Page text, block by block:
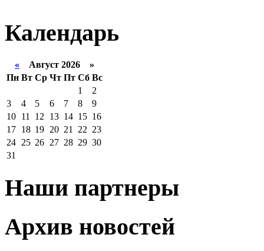
Календарь
« Август 2026 »
Пн Вт Ср Чт Пт Сб Вс
1
2
3
4 5 6 7 8
9
10 11 12 13 14 15 16
17 18 19 20 21 22 23
24 25 26 27 28 29 30
31
Наши партнеры
Архив новостей